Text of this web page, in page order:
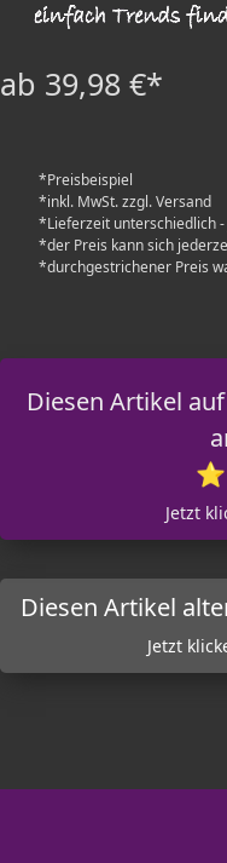
ab 39,98 €*
*Preisbeispiel
*inkl. MwSt. zzgl. Versand
*Lieferzeit unterschiedlich
*der Preis kann sich
*durchgestrichener Preis
Diesen Artikel
Jetzt
Diesen Artikel
Jetzt